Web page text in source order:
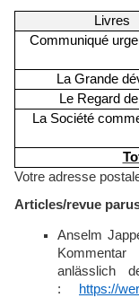
Livres
Communiqué
La Grande
Le Regard
La Société
Votre adresse
Articles/revue
Anselm
anlässlich
:
https://